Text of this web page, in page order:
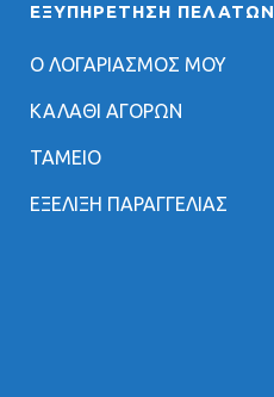
ΕΞΥΠΗΡΈΤΗΣΗ ΠΕΛΑΤΏΝ
Ο ΛΟΓΑΡΙΑΣΜΟΣ ΜΟΥ
ΚΑΛΑΘΙ ΑΓΟΡΩΝ
ΤΑΜΕΙΟ
ΕΞΕΛΙΞΗ ΠΑΡΑΓΓΕΛΙΑΣ